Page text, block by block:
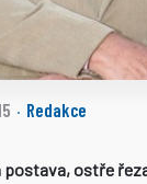
· Redakce
postava, ostře